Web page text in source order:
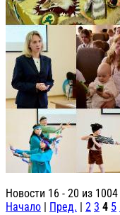
Новости 16 - 20 из 1004
Начало | Пред. | 2 3 4 5